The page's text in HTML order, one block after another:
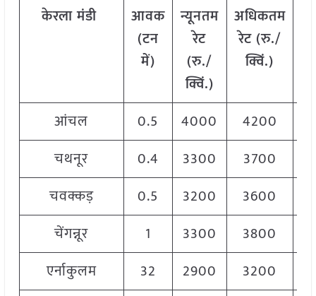
केरलामंडी
आवक
(टन
में)
न्यूनतम
रेट
(रु./
क्विं.)
अधिकतम
रेट (रु./
क्विं.)
आंचल
0.5 4000 4200
चथनूर
0.4 3300 3700
चवक्कड़
0.5 3200 3600
चेंगन्नूर
1 3300 3800
एर्नाकुलम
32 2900 3200